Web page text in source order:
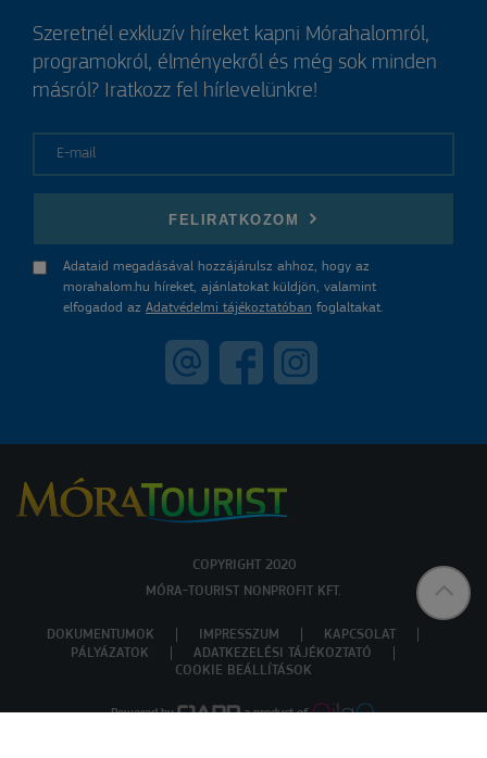
Szeretnél exkluzív híreket kapni Mórahalomról,
programokról, élményekről és még sok minden
másról? Iratkozz fel hírlevelünkre!
FELIRATKOZOM
Adataid megadásával hozzájárulsz ahhoz, hogy az
morahalom.hu híreket, ajánlatokat küldjön, valamint
elfogadod az Adatvédelmi tájékoztatóban foglaltakat.
COPYRIGHT 2020
MÓRA-TOURIST NONPROFIT KFT.
DOKUMENTUMOK IMPRESSZUM
KAPCSOLAT
PÁLYÁZATOK
ADATKEZELÉSI TÁJÉKOZTATÓ
COOKIE BEÁLLÍTÁSOK
Powered by a product of